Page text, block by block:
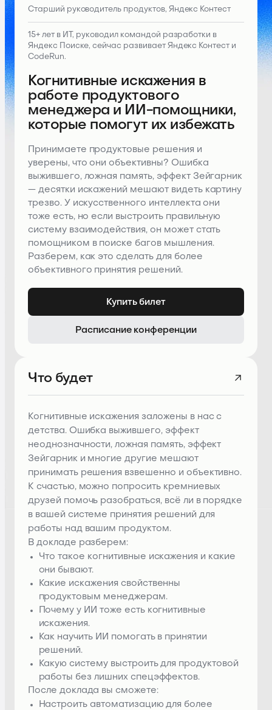
Когнитивные искажения в
работе продуктового
менеджера и ИИ-помощники,
которые помогут их избежать
Принимаете продуктовые решения и
уверены, что они объективны? Ошибка
выжившего, ложная память, эффект Зейгарник
— десятки искажений мешают видеть картину
трезво. У искусственного интеллекта они
тоже есть, но если выстроить правильную
систему взаимодействия, он может стать
помощником в поиске багов мышления.
Разберем, как это сделать для более
объективного принятия решений.
Старший руководитель продуктов, Яндекс Контест
15+ лет в ИТ, руководил командой разработки в
Яндекс Поиске, сейчас развивает Яндекс Контест и
CodeRun.
Купить билет
Расписание конференции
Что будет
Когнитивные искажения заложены в нас с
детства. Ошибка выжившего, эффект
неоднозначности, ложная память, эффект
Зейгарник и многие другие мешают
принимать решения взвешенно и объективно.
К счастью, можно попросить кремниевых
друзей помочь разобраться, всё ли в порядке
в вашей системе принятия решений для
работы над вашим продуктом.
В докладе разберем:
Что такое когнитивные искажения и какие
они бывают.
Какие искажения свойственны
продуктовым менеджерам.
Почему у ИИ тоже есть когнитивные
искажения.
Как научить ИИ помогать в принятии
решений.
Какую систему выстроить для продуктовой
работы без лишних спецэффектов.
После доклада вы сможете:
Настроить автоматизацию для более